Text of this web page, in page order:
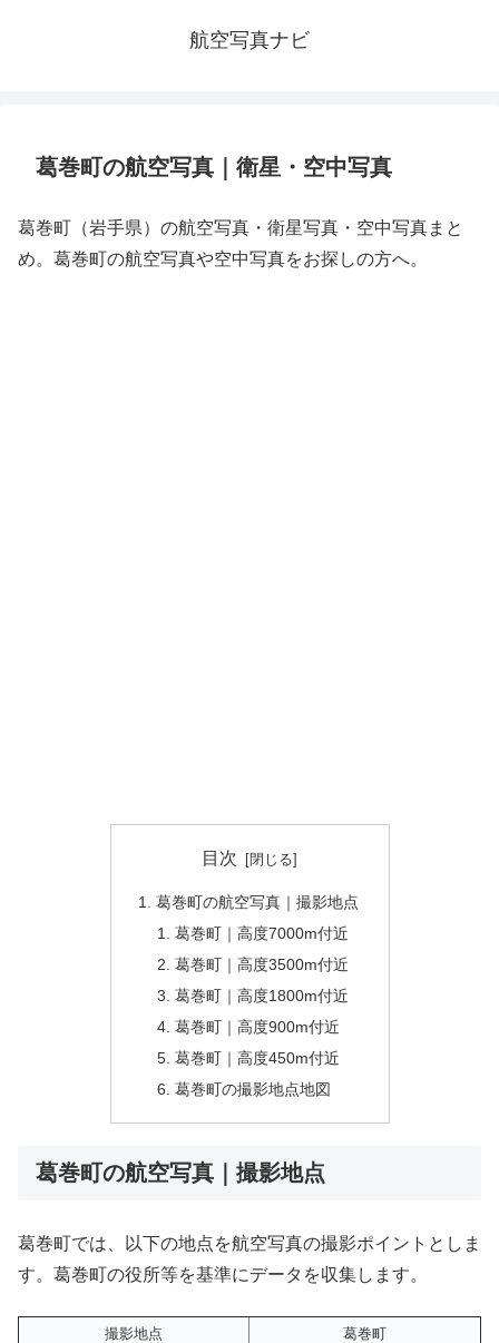
航空写真ナビ
葛巻町の航空写真｜衛星・空中写真
葛巻町（岩手県）の航空写真・衛星写真・空中写真まと
め。葛巻町の航空写真や空中写真をお探しの方へ。
目次
葛巻町の航空写真｜撮影地点
葛巻町｜高度7000m付近
葛巻町｜高度3500m付近
葛巻町｜高度1800m付近
葛巻町｜高度900m付近
葛巻町｜高度450m付近
葛巻町の撮影地点地図
葛巻町の航空写真｜撮影地点
葛巻町では、以下の地点を航空写真の撮影ポイントとしま
す。葛巻町の役所等を基準にデータを収集します。
撮影地点
葛巻町